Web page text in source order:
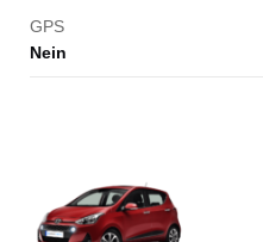
GPS
Nein